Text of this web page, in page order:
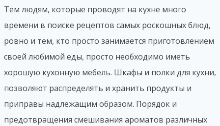
Тем людям, которые проводят на кухне много
времени в поиске рецептов самых роскошных блюд,
ровно и тем, кто просто занимается приготовлением
своей любимой еды, просто необходимо иметь
хорошую кухонную мебель. Шкафы и полки для кухни,
позволяют распределять и хранить продукты и
приправы надлежащим образом. Порядок и
предотвращения смешивания ароматов различных